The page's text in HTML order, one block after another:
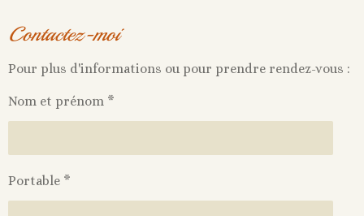
Contactez-moi
Pour plus d'informations ou pour prendre rendez-vous :
Nom et prénom *
Portable *